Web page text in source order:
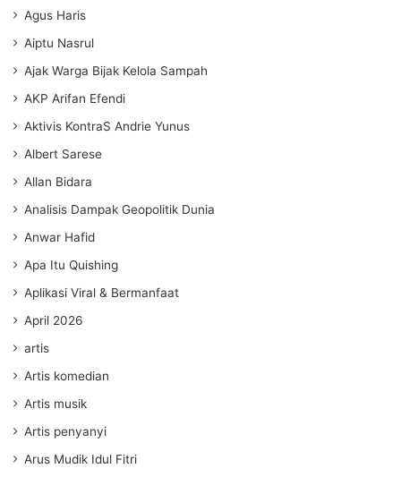
Agus Haris
Aiptu Nasrul
Ajak Warga Bijak Kelola Sampah
AKP Arifan Efendi
Aktivis KontraS Andrie Yunus
Albert Sarese
Allan Bidara
Analisis Dampak Geopolitik Dunia
Anwar Hafid
Apa Itu Quishing
Aplikasi Viral & Bermanfaat
April 2026
artis
Artis komedian
Artis musik
Artis penyanyi
Arus Mudik Idul Fitri